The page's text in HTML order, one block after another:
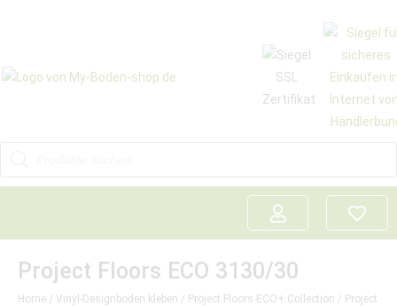
Project Floors ECO 3130/30
Home / Vinyl-Designboden kleben / Project Floors ECO+ Collection / Project